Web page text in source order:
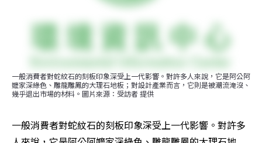
一般消費者對蛇紋石的刻板印象深受上一代影響。對許多人來說，它是阿公阿
嬤家深綠色、雕龍雕鳳的大理石地板；對設計產業而言，它則是被潮流淹沒、
幾乎退出市場的材料。圖片來源：受訪者 提供
一般消費者對蛇紋石的刻板印象深受上一代影響。對許多